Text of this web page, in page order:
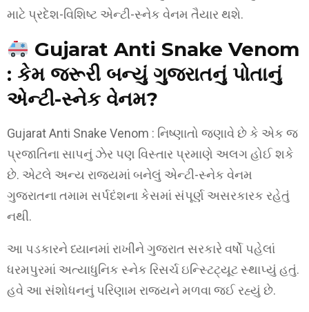
માટે પ્રદેશ-વિશિષ્ટ એન્ટી-સ્નેક વેનમ તૈયાર થશે.
Gujarat Anti Snake Venom
: કેમ જરૂરી બન્યું ગુજરાતનું પોતાનું
એન્ટી-સ્નેક વેનમ?
Gujarat Anti Snake Venom : નિષ્ણાતો જણાવે છે કે એક જ
પ્રજાતિના સાપનું ઝેર પણ વિસ્તાર પ્રમાણે અલગ હોઈ શકે
છે. એટલે અન્ય રાજ્યમાં બનેલું એન્ટી-સ્નેક વેનમ
ગુજરાતના તમામ સર્પદંશના કેસમાં સંપૂર્ણ અસરકારક રહેતું
નથી.
આ પડકારને ધ્યાનમાં રાખીને ગુજરાત સરકારે વર્ષો પહેલાં
ધરમપુરમાં અત્યાધુનિક સ્નેક રિસર્ચ ઇન્સ્ટિટ્યૂટ સ્થાપ્યું હતું.
હવે આ સંશોધનનું પરિણામ રાજ્યને મળવા જઈ રહ્યું છે.